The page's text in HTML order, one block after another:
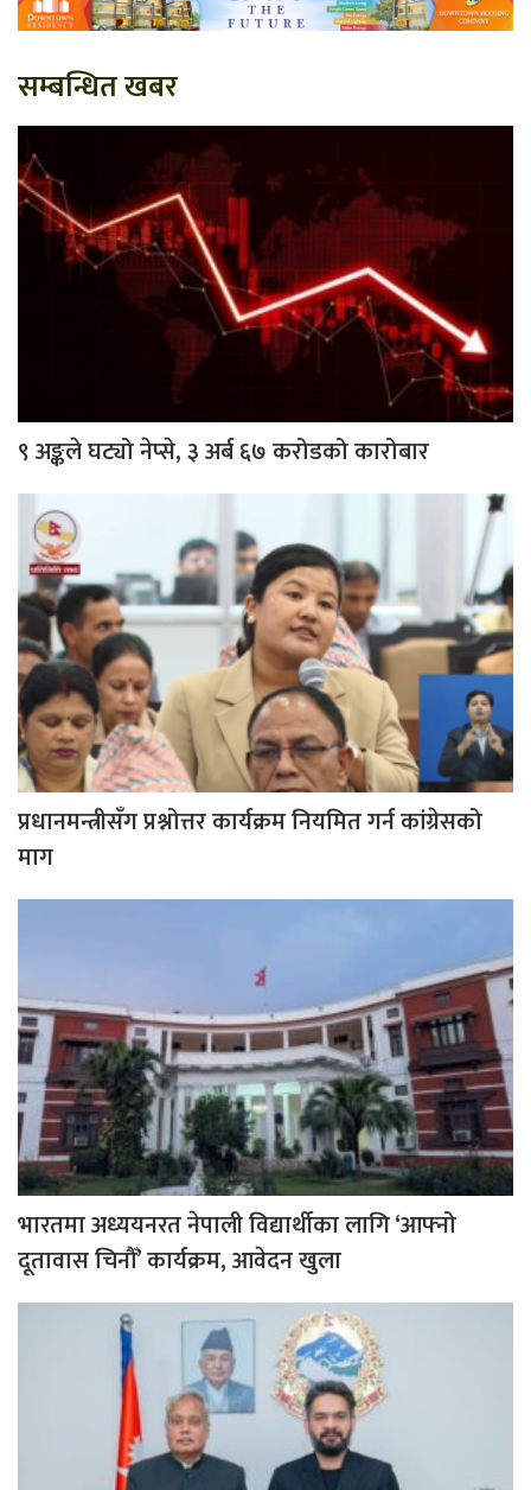
सम्बन्धित खबर
९ अङ्कले घट्यो नेप्से, ३ अर्ब ६७ करोडको कारोबार
प्रधानमन्त्रीसँग प्रश्नोत्तर कार्यक्रम नियमित गर्न कांग्रेसको
माग
भारतमा अध्ययनरत नेपाली विद्यार्थीका लागि ‘आफ्नो
दूतावास चिनौँ’ कार्यक्रम, आवेदन खुला